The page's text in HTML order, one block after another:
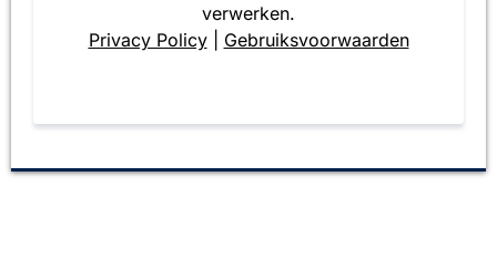
verwerken.
Privacy Policy| Gebruiksvoorwaarden